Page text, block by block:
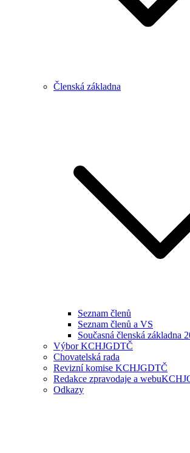
Členská základna
Seznam členů
Seznam členů a VS
Současná členská základna
Výbor KCHJGDTČ
Chovatelská rada
Revizní komise KCHJGDTČ
Redakce zpravodaje a
Odkazy